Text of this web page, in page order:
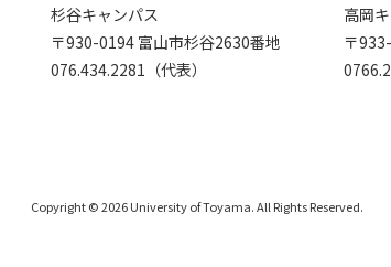
杉谷キャンパス
〒930-0194 富山市杉谷2630番地
076.434.2281（代表）
高岡
〒
Copyright © 2026 University of Toyama. All Rights Reserved.